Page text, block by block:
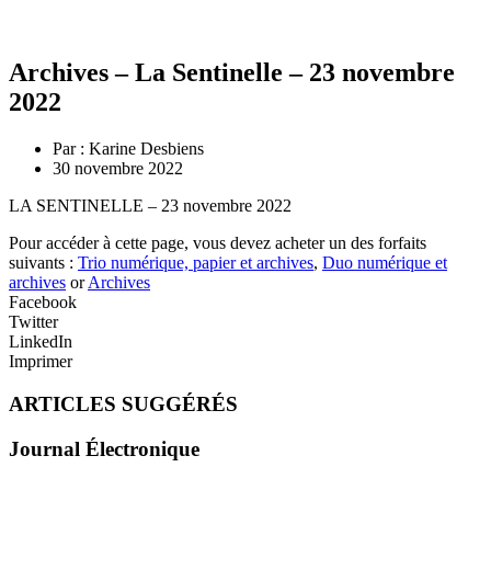
Archives – La Sentinelle – 23 novembre
2022
Par : Karine Desbiens
30 novembre 2022
LA SENTINELLE – 23 novembre 2022
Pour accéder à cette page, vous devez acheter un des forfaits
suivants : Trio numérique, papier et archives, Duo numérique et
archives orArchives
Facebook
Twitter
LinkedIn
Imprimer
ARTICLES SUGGÉRÉS
Journal Électronique